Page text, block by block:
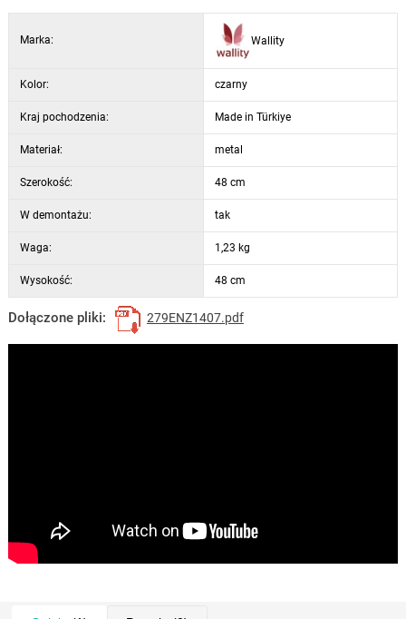
Marka: Wallity
Kolor: czarny
Kraj pochodzenia: Made in Türkiye
Materiał: metal
Szerokość: 48 cm
W demontażu: tak
Waga: 1,23 kg
Wysokość: 48 cm
Dołączone pliki: 279ENZ1407.pdf